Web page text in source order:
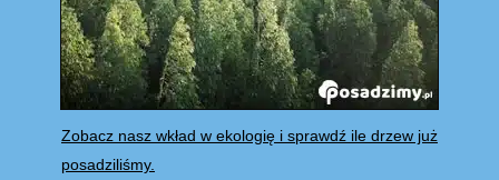
Zobacz nasz wkład w ekologię i sprawdź ile drzew już
posadziliśmy.